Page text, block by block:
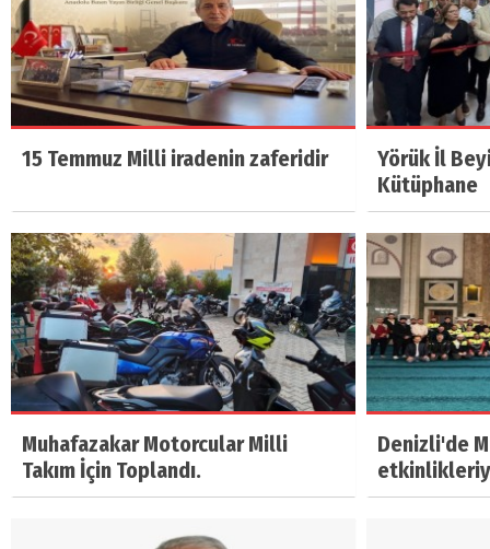
15 Temmuz Milli iradenin zaferidir
Yörük İl
Kütüphane
Muhafazakar Motorcular Milli
Takım İçin Toplandı.
Denizli'de